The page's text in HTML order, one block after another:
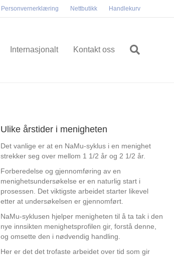
Personvernerklæring Nettbutikk Handlekurv
Internasjonalt Kontakt oss
Ulike årstider i menigheten
Det vanlige er at en NaMu-syklus i en menighet
strekker seg over mellom 1 1/2 år og 2 1/2 år.
Forberedelse og gjennomføring av en
menighetsundersøkelse er en naturlig start i
prosessen. Det viktigste arbeidet starter likevel
etter at undersøkelsen er gjennomført.
NaMu-syklusen hjelper menigheten til å ta tak i den
nye innsikten menighetsprofilen gir, forstå denne,
og omsette den i nødvendig handling.
Her er det det trofaste arbeidet over tid som gir